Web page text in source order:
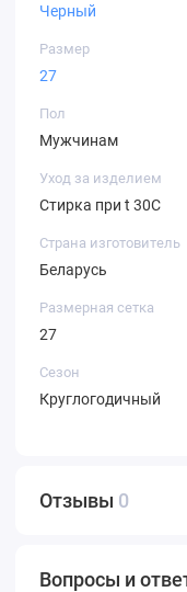
Черный
Размер
27
Пол
Мужчинам
Уход за изделием
Стирка при t 30С
Страна изготовитель
Беларусь
Размерная сетка
27
Сезон
Круглогодичный
Отзывы 0
Вопросы и